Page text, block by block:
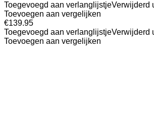
Toegevoegd aan verlanglijstjeVerwijderd
Toevoegen aan vergelijken
€139.95
Toegevoegd aan verlanglijstjeVerwijderd
Toevoegen aan vergelijken